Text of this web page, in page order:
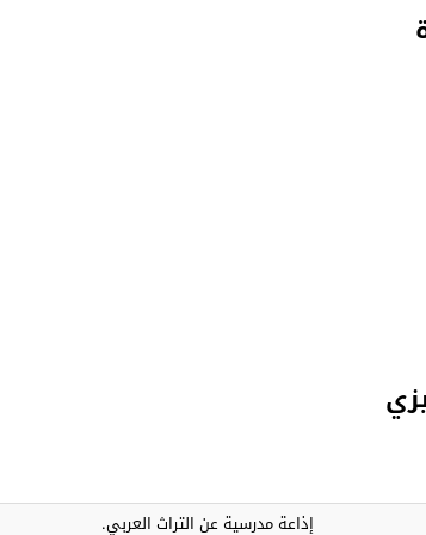
إذاعة مدرسية عن التراث العربي.